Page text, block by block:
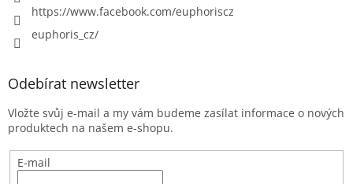
https://www.facebook.com/euphoriscz
euphoris_cz/
Odebírat newsletter
Vložte svůj e-mail a my vám budeme zasílat informace o nových
produktech na našem e-shopu.
E-mail